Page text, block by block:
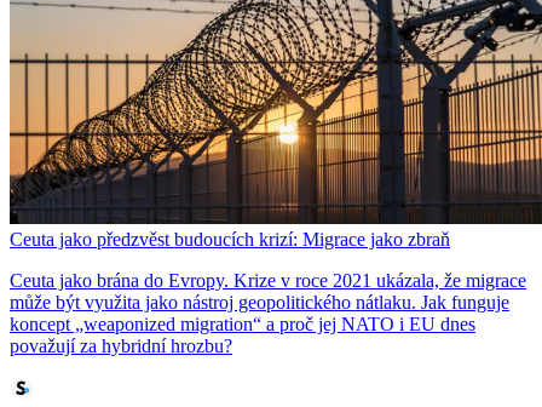
Ceuta jako předzvěst budoucích krizí: Migrace jako zbraň
Ceuta jako brána do Evropy. Krize v roce 2021 ukázala, že migrace
může být využita jako nástroj geopolitického nátlaku. Jak funguje
koncept „weaponized migration“ a proč jej NATO i EU dnes
považují za hybridní hrozbu?